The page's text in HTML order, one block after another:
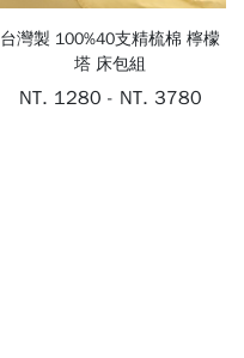
台灣製 100%40支精梳棉 檸檬
塔 床包組
NT. 1280 - NT. 3780